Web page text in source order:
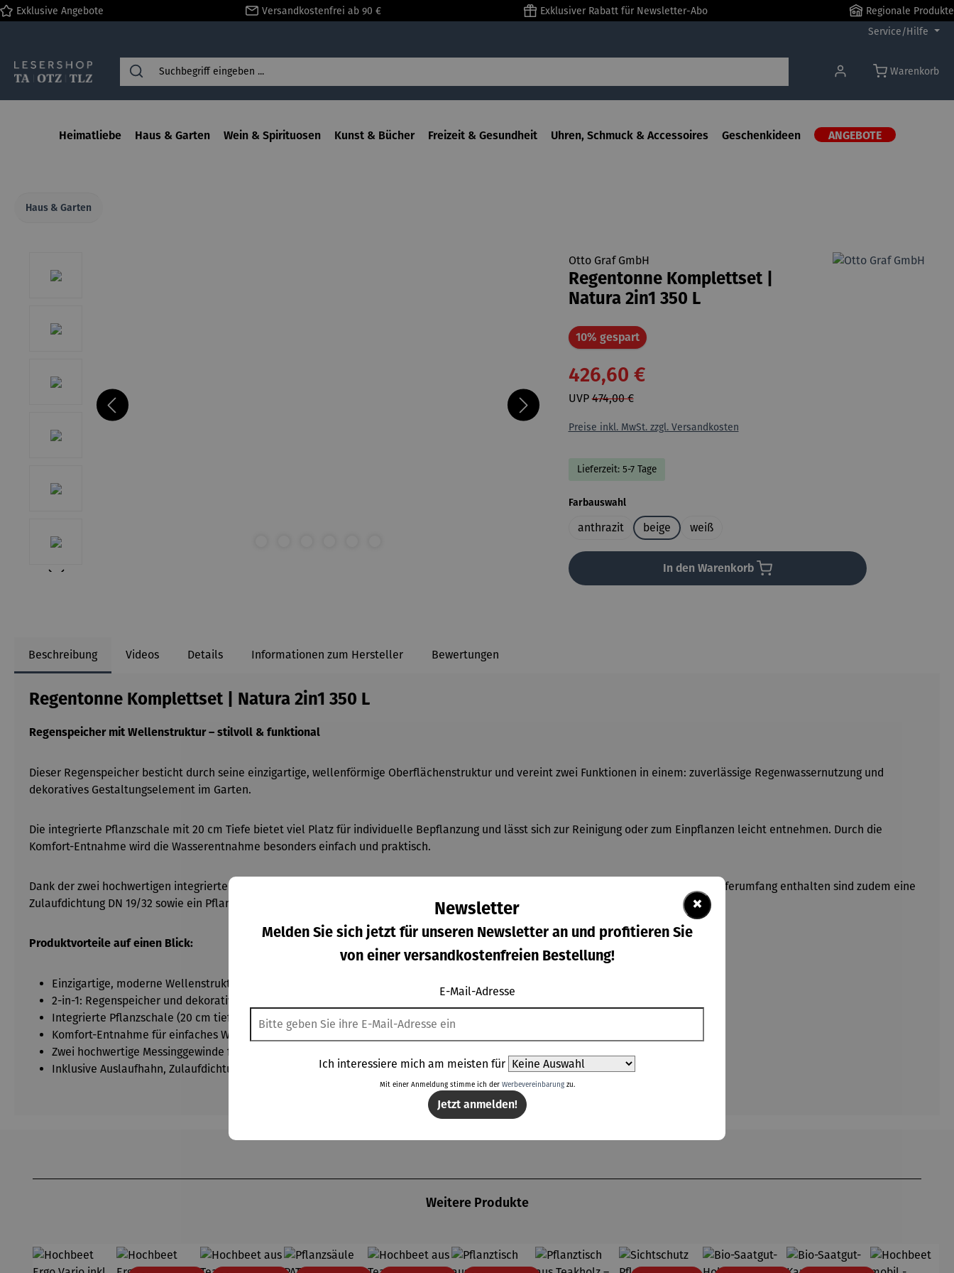
Zur Hauptnavigation springen
Exklusive Angebote Versandkostenfrei ab 90 € Exklusiver Rabatt für Newsletter-Abo
Regionale Produkte
Service/Hilfe
Warenkorb
Heimatliebe Haus & Garten Wein & Spirituosen Kunst & Bücher Freizeit & Gesundheit Uhren, Schmuck & Accessoires Geschenkideen ANGEBOTE
Haus & Garten
Otto Graf GmbH
Regentonne Komplettset |
Natura 2in1 350 L
10% gespartRabatt
426,60 €
UVP474,00 €
Preise inkl. MwSt. zzgl. Versandkosten
Lieferzeit: 5-7 Tage
Farbauswahlauswählen
anthrazit beige weiß
In den Warenkorb
Beschreibung Videos Details Informationen zum Hersteller Bewertungen
Regentonne Komplettset | Natura 2in1 350 L
Regenspeicher mit Wellenstruktur– stilvoll & funktional
Dieser Regenspeicher besticht durch seine einzigartige, wellenförmige Oberflächenstruktur und vereint zwei Funktionen in einem: zuverlässige Regenwassernutzung und
dekoratives Gestaltungselement im Garten.
Die integrierte Pflanzschale mit 20 cm Tiefe bietet viel Platz für individuelle Bepflanzung und lässt sich zur Reinigung oder zum Einpflanzen leicht entnehmen. Durch die
Komfort-Entnahme wird die Wasserentnahme besonders einfach und praktisch.
Dank der zwei hochwertigen integrierten Messinggewinde gelingt der Anschluss von Zubehör besonders komfortabel und langlebig. Im Lieferumfang enthalten sind zudem eine
Zulaufdichtung DN 19/32 sowie ein Pflanzvlies.
Produktvorteile auf einen Blick:
Einzigartige, moderne Wellenstruktur
2-in-1: Regenspeicher und dekoratives Gartenelement
Integrierte Pflanzschale (20 cm tief)
– entnehmbar zur Reinigung und Bepflanzung
Komfort-Entnahme für einfaches Wasserzapfen
Zwei hochwertige Messinggewinde für langlebige Anschlüsse
Inklusive Auslaufhahn, Zulaufdichtung DN 19/32 und Pflanzvlies
Weitere Produkte
×
Newsletter
Melden Sie sich jetzt für unseren Newsletter an und profitieren Sie
von einer versandkostenfreien Bestellung!
E-Mail-Adresse
Ich interessiere mich am meisten für
Mit einer Anmeldung stimme ich der Werbevereinbarungzu.
Jetzt anmelden!